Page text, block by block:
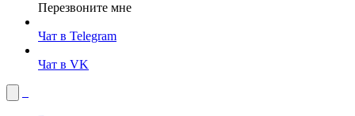
Перезвоните мне
Чат в Telegram
Чат в VK